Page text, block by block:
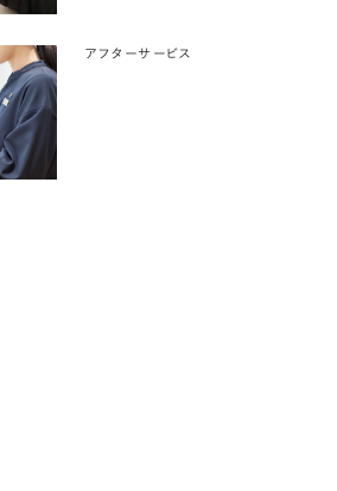
アフターサービス